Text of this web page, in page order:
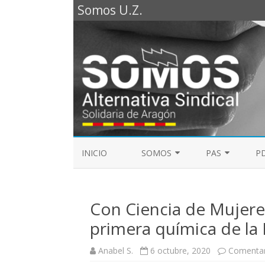
Somos U.Z.
INICIO SOMOS
REPRESENTANTES SOMOS PDI
ELECCIONES SINDICALES 2023
PAS
MESA DE PAS
Con Ciencia de
primera química de la
Anabel S. 6 octubre, 2020